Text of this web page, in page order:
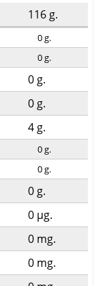
116 g.
0g.
0g.
0 g.
0 g.
4 g.
0g.
0g.
0 g.
0 µg.
0 mg.
0 mg.